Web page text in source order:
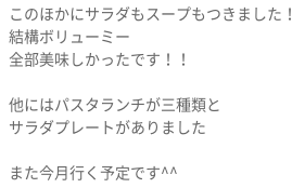
このほかにサラダもスープもつきました！
結構ボリューミー
全部美味しかったです！！
他にはパスタランチが三種類と
サラダプレートがありました
また今月行く予定です^^